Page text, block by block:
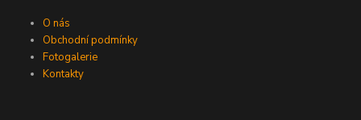
O nás
Obchodní podmínky
Fotogalerie
Kontakty